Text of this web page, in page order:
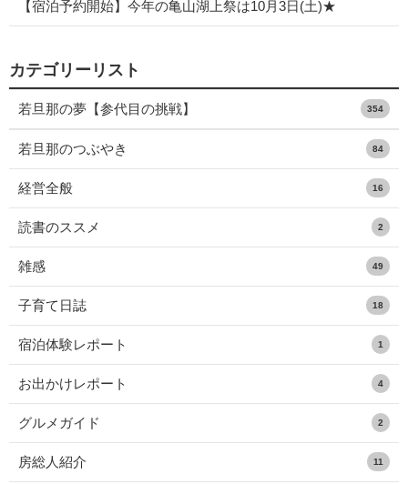
【宿泊予約開始】今年の亀山湖上祭は10月3日(土)★
カテゴリーリスト
若旦那の夢【参代目の挑戦】 354
若旦那のつぶやき 84
経営全般 16
読書のススメ 2
雑感 49
子育て日誌 18
宿泊体験レポート 1
お出かけレポート 4
グルメガイド 2
房総人紹介 11